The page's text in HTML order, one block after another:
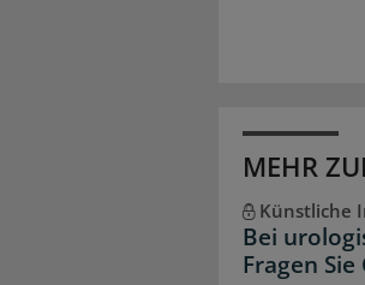
MEHR
Künstliche
Bei
Fragen